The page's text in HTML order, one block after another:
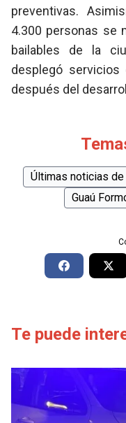
preventivas.
4.300 personas se
bailables de la
desplegó
después del
Últimas noticias
Guaú
Te puede